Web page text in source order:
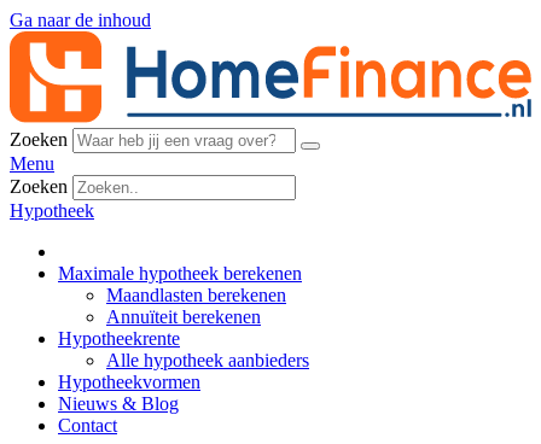
Ga naar de inhoud
Zoeken
Menu
Zoeken
Hypotheek
Maximale hypotheek berekenen
Maandlasten berekenen
Annuïteit berekenen
Hypotheekrente
Alle hypotheek aanbieders
Hypotheekvormen
Nieuws & Blog
Contact